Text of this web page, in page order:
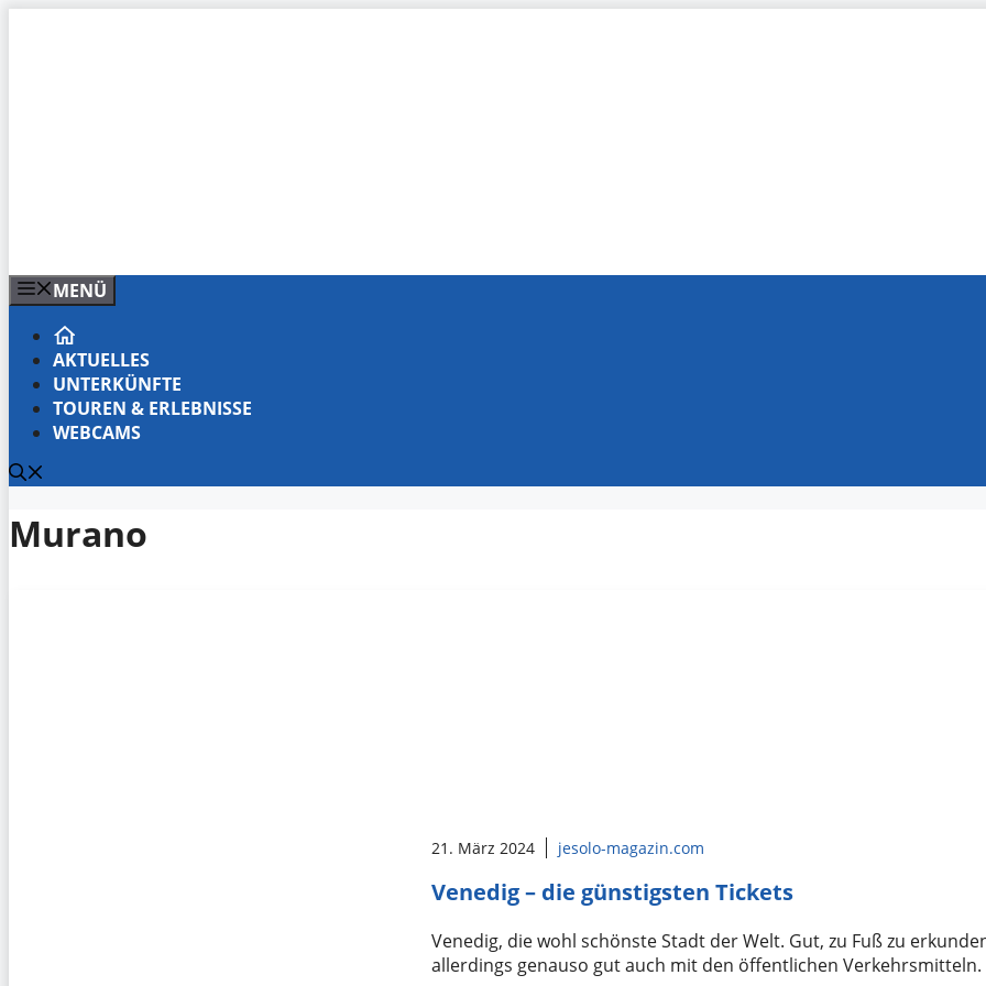
MENÜ
AKTUELLES
UNTERKÜNFTE
TOUREN & ERLEBNISSE
WEBCAMS
Murano
21. März 2024 jesolo-magazin.com
Venedig – die günstigsten Tickets
Venedig, die wohl schönste Stadt der Welt. Gut, zu Fuß zu
allerdings genauso gut auch mit den öffentlichen